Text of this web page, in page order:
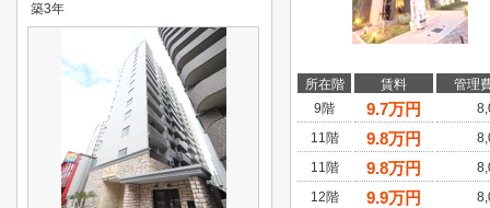
所在階 賃料
管理
9階
9.7万円
11階
9.8万円
11階
9.8万円
12階
9.9万円
築3年